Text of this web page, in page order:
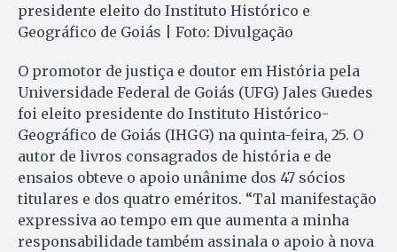
presidente eleito do Instituto Histórico e
Geográfico de Goiás | Foto: Divulgação
O promotor de justiça e doutor em História pela
Universidade Federal de Goiás (UFG) Jales Guedes
foi eleito presidente do Instituto Histórico-
Geográfico de Goiás (IHGG) na quinta-feira, 25. O
autor de livros consagrados de história e de
ensaios obteve o apoio unânime dos 47 sócios
titulares e dos quatro eméritos. “Tal manifestação
expressiva ao tempo em que aumenta a minha
responsabilidade também assinala o apoio à nova